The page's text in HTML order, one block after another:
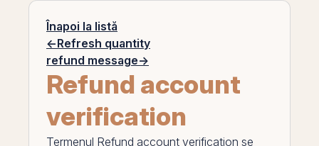
Înapoi la listă
←Refresh quantity
refund message→
Refund account
verification
Termenul Refund account verification se